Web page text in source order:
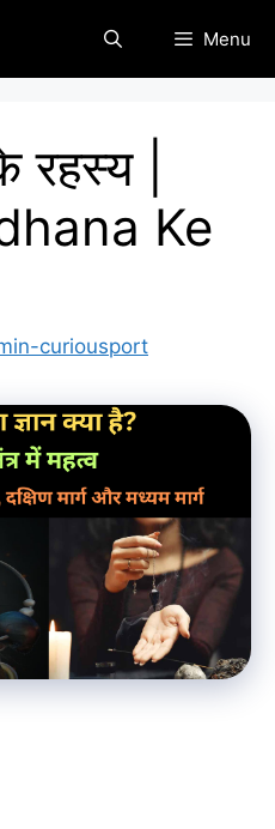
Menu
रहस्य |
Ke
curiousport